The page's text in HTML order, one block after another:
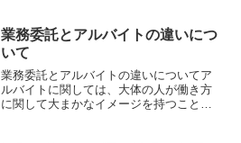
中心の働き方」から脱却し、業務委託契
約による柔軟な人材活用...
業務委託とアルバイトの違いにつ
いて
業務委託とアルバイトの違いについてア
ルバイトに関しては、大体の人が働き方
に関して大まかなイメージを持つことが